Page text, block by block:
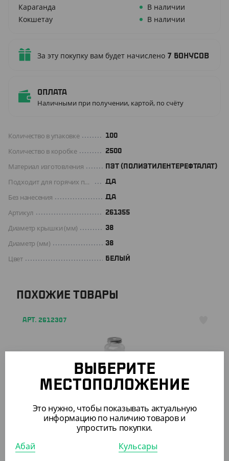
Караганда
В наличии
Кокшетау
В наличии
За эту покупку вам будет начислено 7 бонусов
Оплата
Наличными при получении, картой, по счёту
Количество в упаковке 100
Количество в коробке 2500
Материал изготовления ПЭТ (ПОЛИЭТИЛЕНТЕРЕФТАЛАТ)
Подходит для горячих продуктов ДА
Без нанесения ДА
Артикул 261355
Диаметр крышки (мм) 38
Диаметр (мм) 38
Цвет БЕЛЫЙ
ПОХОЖИЕ ТОВАРЫ
АРТ. 2612307
(197.80 ₸/ШТ)
Бутылка с металлической крышкой, с отверстием, 500
ВЫБЕРИТЕ
МЕСТОПОЛОЖЕНИЕ
Это нужно, чтобы показывать актуальную
информацию по наличию товаров и
упростить покупки.
Абай
Кульсары